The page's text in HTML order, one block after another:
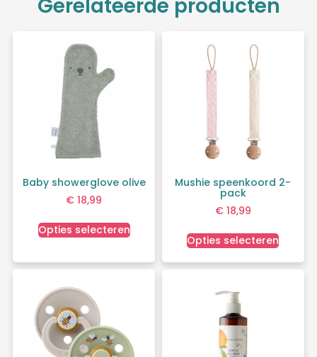
Gerelateerde producten
Baby showerglove olive
€ 18,99
Opties selecteren
Mushie speenkoord 2-
pack
€18,99
Opties selecteren